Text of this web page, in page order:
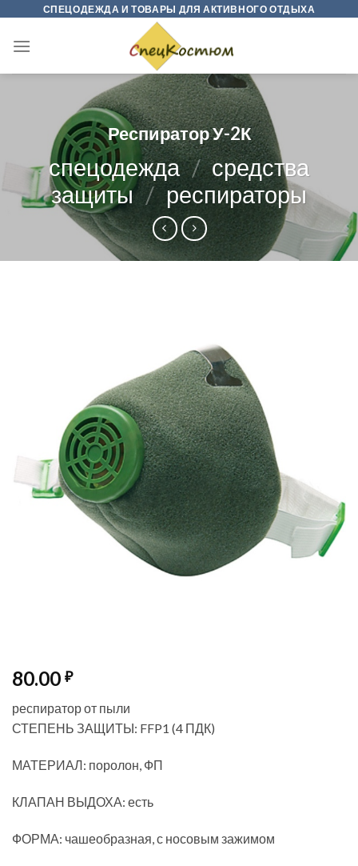
content
СПЕЦОДЕЖДА И ТОВАРЫ ДЛЯ АКТИВНОГО ОТДЫХА
Респиратор У-2К
спецодежда / средства
защиты / респираторы
80.00 ₽
респиратор от пыли
СТЕПЕНЬ ЗАЩИТЫ: FFP1 (4 ПДК)
МАТЕРИАЛ: поролон, ФП
КЛАПАН ВЫДОХА: есть
ФОРМА: чашеобразная, с носовым зажимом